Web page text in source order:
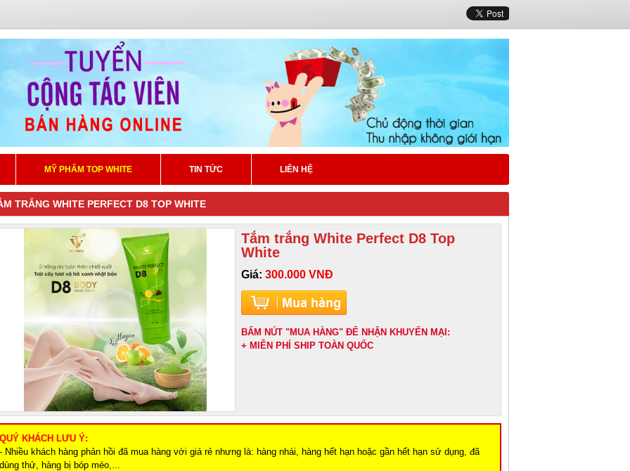
MỸ PHẨM TOP WHITE TIN TỨC LIÊN HỆ
TRẮNG WHITE PERFECT D8 TOP WHITE
Tắm trắng White Perfect D8 Top
White
Giá: 300.000 VNĐ
BẤM NÚT "MUA HÀNG" ĐỂ NHẬN KHUYẾN MẠI:
+ MIỄN PHÍ SHIP TOÀN QUỐC
QUÝ KHÁCH LƯU Ý:
- Nhiều khách hàng phản hồi đã mua hàng với giá rẻ nhưng là: hàng nhái, hàng hết hạn hoặc gần hết hạn sử dụng, đã
dùng thử, hàng bị bóp méo,...